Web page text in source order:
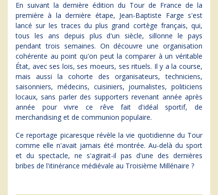
En suivant la dernière édition du Tour de France de la
première à la dernière étape, Jean-Baptiste Farge s'est
lancé sur les traces du plus grand cortège français, qui,
tous les ans depuis plus d'un siècle, sillonne le pays
pendant trois semaines. On découvre une organisation
cohérente au point qu'on peut la comparer à un véritable
État, avec ses lois, ses moeurs, ses rituels. Il y a la course,
mais aussi la cohorte des organisateurs, techniciens,
saisonniers, médecins, cuisiniers, journalistes, politiciens
locaux, sans parler des supporters revenant année après
année pour vivre ce rêve fait d'idéal sportif, de
merchandising et de communion populaire.
Ce reportage picaresque révèle la vie quotidienne du Tour
comme elle n'avait jamais été montrée. Au-delà du sport
et du spectacle, ne s'agirait-il pas d'une des dernières
bribes de l'itinérance médiévale au Troisième Millénaire ?